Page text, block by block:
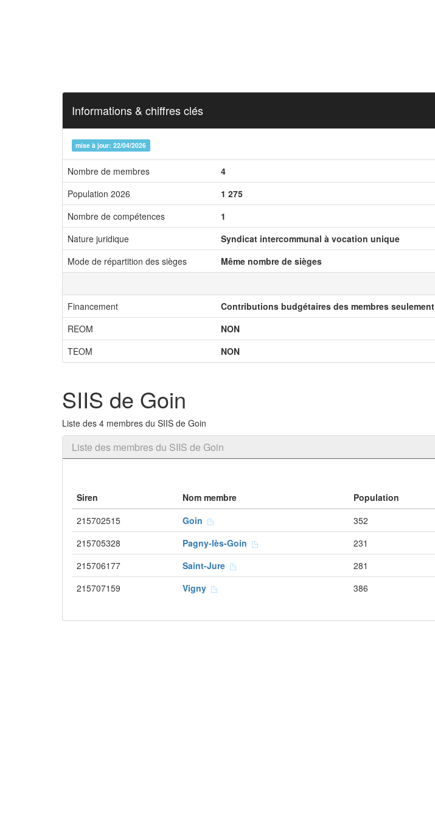
Informations & chiffres clés
mise à jour: 22/04/2026
Nombre de membres 4
Population 2026
1 275
Nombre de compétences
1
Nature juridique
Syndicat intercommunal à vocation unique
Mode de répartition des sièges
Même nombre de sièges
Financement
Contributions budgétaires des membres seulement
REOM
NON
TEOM NON
SIIS de Goin
Liste des 4 membres du SIIS de Goin
Liste des membres du SIIS de Goin
Siren Nom membre Population
215702515
Goin 352
215705328 Pagny-lès-Goin 231
215706177 Saint-Jure 281
215707159 Vigny 386